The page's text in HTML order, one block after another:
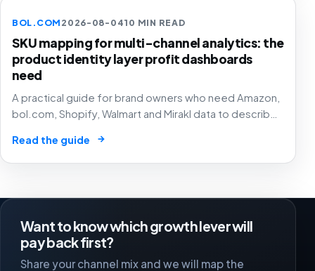
BOL.COM2026-08-0410 MIN READ
SKU mapping for multi-channel analytics: the
product identity layer profit dashboards
need
A practical guide for brand owners who need Amazon,
bol.com, Shopify, Walmart and Mirakl data to describe
decisions can be trusted.
Read the guide →
Want to know which growth lever will
pay back first?
Share your channel mix and we will map the